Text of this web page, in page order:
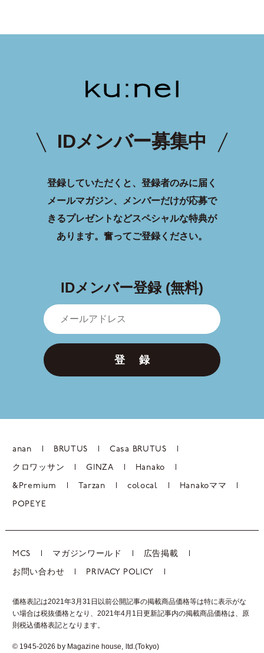
IDメンバー募集中
登録していただくと、登録者のみに届く
メールマガジン、メンバーだけが応募で
きるプレゼントなどスペシャルな特典が
あります。 奮ってご登録ください。
IDメンバー登録 (無料)
登 録
anan BRUTUS Casa BRUTUS
クロワッサン GINZA Hanako
&Premium Tarzan colocal Hanakoママ
POPEYE
MCS マガジンワールド 広告掲載
お問い合わせ PRIVACY POLICY
価格表記は2021年3月31日以前公開記事の掲載商品価格等は特に表示がな
い場合は税抜価格となり、2021年4月1日更新記事内の掲載商品価格は、 原
則税込価格表記となります。
© 1945-2026 by Magazine house, ltd.(Tokyo)